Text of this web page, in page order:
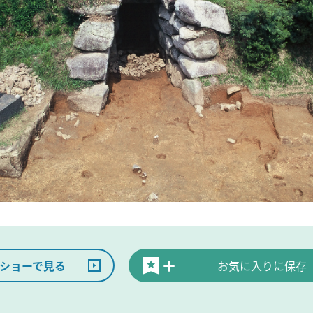
ョーで見る お気に入りに保存